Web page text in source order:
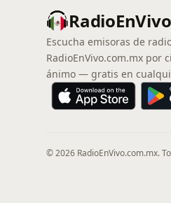
Escucha emisoras de
RadioEnVivo.com.mx por
ánimo — gratis en
© 2026 RadioEnVivo.com.mx.